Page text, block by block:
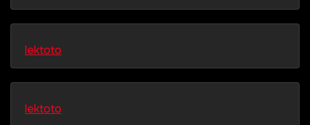
lektoto
lektoto